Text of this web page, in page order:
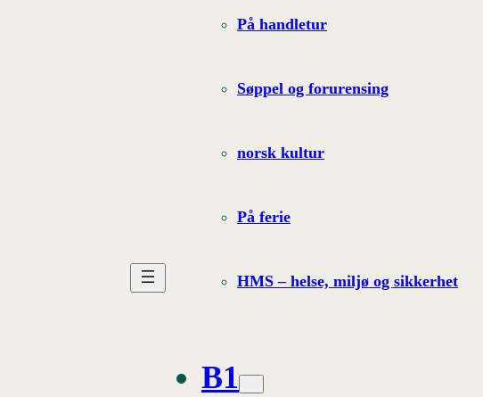
På handletur
Søppel og forurensing
norsk kultur
På ferie
HMS – helse, miljø og sikkerhet
B1